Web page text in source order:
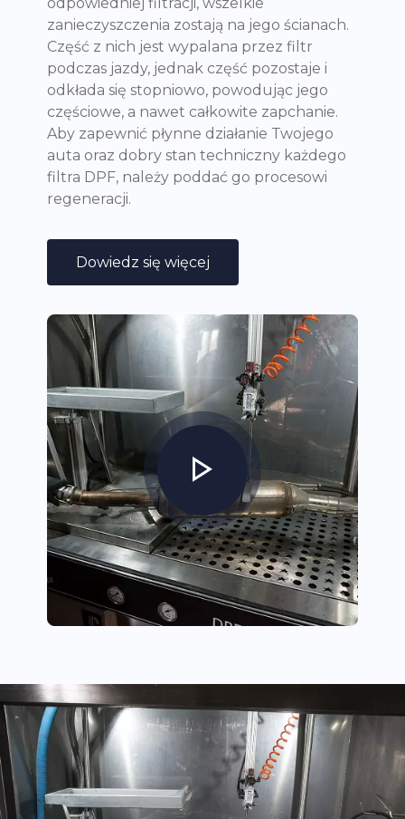
odpowiedniej filtracji, wszelkie
zanieczyszczenia zostają na jego ścianach.
Część z nich jest wypalana przez filtr
podczas jazdy, jednak część pozostaje i
odkłada się stopniowo, powodując jego
częściowe, a nawet całkowite zapchanie.
Aby zapewnić płynne działanie Twojego
auta oraz dobry stan techniczny każdego
filtra DPF, należy poddać go procesowi
regeneracji.
Dowiedz się więcej